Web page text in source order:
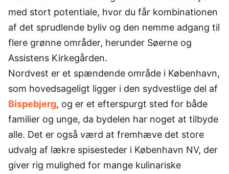
med stort potentiale, hvor du får kombinationen
af det sprudlende byliv og den nemme adgang til
flere grønne områder, herunder Søerne og
Assistens Kirkegården.
Nordvest er et spændende område i København,
som hovedsageligt ligger i den sydvestlige del af
Bispebjerg, og er et efterspurgt sted for både
familier og unge, da bydelen har noget at tilbyde
alle. Det er også værd at fremhæve det store
udvalg af lækre spisesteder i København NV, der
giver rig mulighed for mange kulinariske